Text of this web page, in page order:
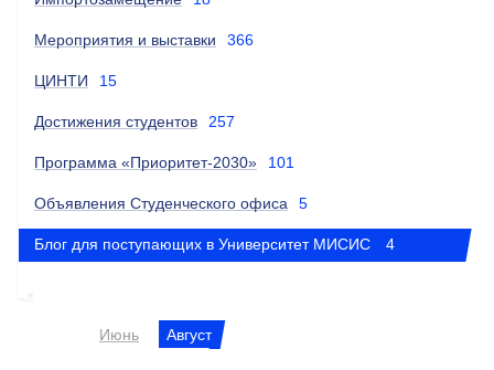
Мероприятия и выставки 366
ЦИНТИ 15
Достижения студентов 257
Программа «Приоритет-2030» 101
Объявления Студенческого офиса 5
Блог для поступающих в Университет МИСИС 4
Июнь Август